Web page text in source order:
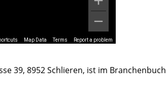
Map Data Terms Report a problem
39, 8952 Schlieren, ist im Branchenbuch